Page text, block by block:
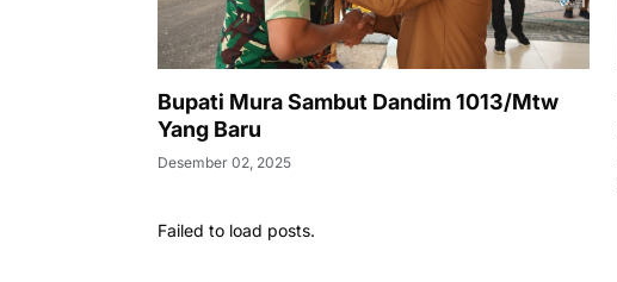
Bupati Mura Sambut Dandim 1013/Mtw
Yang Baru
Desember 02, 2025
Failed to load posts.